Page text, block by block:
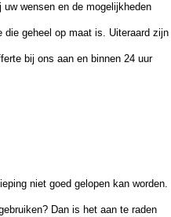
wensen en de mogelijkheden
die geheel op maat is. Uiteraard zijn
bij ons aan en binnen 24 uur
niet goed gelopen kan worden.
Dan is het aan te raden